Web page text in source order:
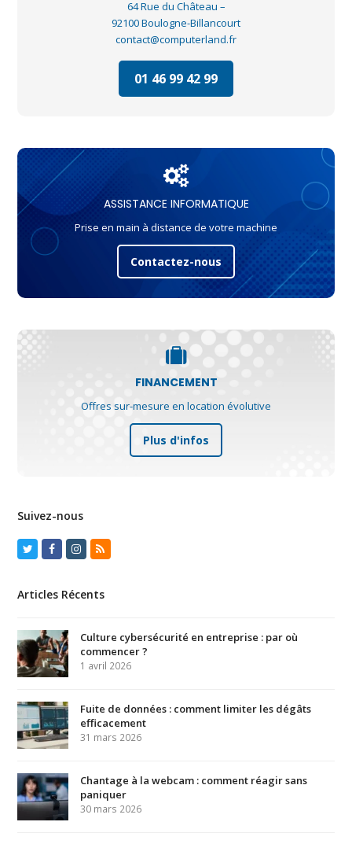
64 Rue du Château –
92100 Boulogne-Billancourt
contact@computerland.fr
01 46 99 42 99
ASSISTANCE INFORMATIQUE
Prise en main à distance de votre machine
Contactez-nous
FINANCEMENT
Offres sur-mesure en location évolutive
Plus d'infos
Suivez-nous
TwitterFacebook
Instagram
RSS
Articles Récents
Culture cybersécurité en entreprise : par où
commencer ?
1 avril 2026
Fuite de données : comment limiter les dégâts
efficacement
31 mars 2026
Chantage à la webcam : comment réagir sans
paniquer
30 mars 2026